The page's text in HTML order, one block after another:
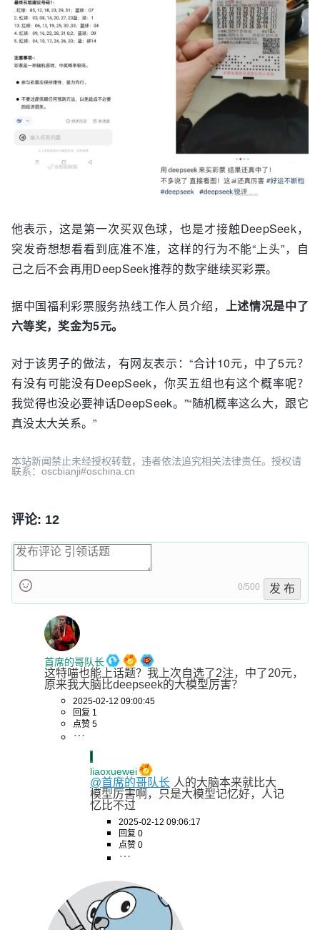
他表示，这是第一次买双色球，也是才接触DeepSeek，
突发奇想想看看到底准不准，这样的行为不能“上头”，自
己之后不会再用DeepSeek推荐的数字继续买彩票。
据中国福利彩票服务热线工作人员介绍， 上述情况是中了
六等奖，奖金为5元。
对于该男子的做法，有网友表示：“合计10元，中了5元？
有没有可能没有DeepSeek，你买五组也有这个概率呢？
我觉得也没必要神话DeepSeek。”“随机概率这么大，跟它
真没太大关系。”
本站新闻禁止未经授权转载，违者依法追究相关法律责任。授权请
联系：oscbianji#oschina.cn
评论: 12
0/500 发 布
首席的哥队长
这特喵也能上话题？我上次自选了2注，中了20元，
原来我大脑比deepseek的大模型厉害？
2025-02-12 09:00:45
回复 1
点赞 5
liaoxuewei
@首席的哥队长 人的大脑本来就比大
模型厉害啊，只是大模型记忆好，人记
忆比不过
2025-02-12 09:06:17
回复 0
点赞 0